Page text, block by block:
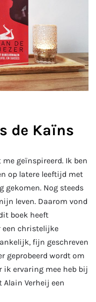
de Kaïns
geïnspireerd. Ik ben
op latere leeftijd met
Nog steeds
leven. Daarom vond
boek heeft
een christelijke
fijn geschreven
geprobeerd wordt om
ik ervaring mee heb bij
Alain Verheij een